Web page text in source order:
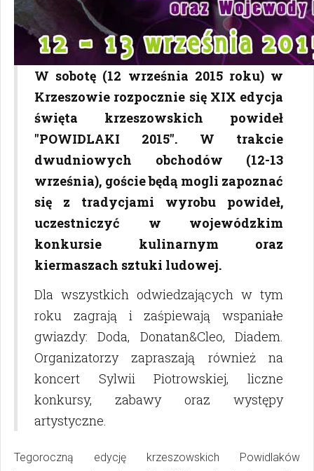
W sobotę (12 września 2015 roku) w
Krzeszowie rozpocznie się XIX edycja
święta krzeszowskich powideł
"POWIDLAKI 2015". W trakcie
dwudniowych obchodów (12-13
września), goście będą mogli zapoznać
się z tradycjami wyrobu powideł,
uczestniczyć w wojewódzkim
konkursie kulinarnym oraz
kiermaszach sztuki ludowej.
Dla wszystkich odwiedzających w tym
roku zagrają i zaśpiewają wspaniałe
gwiazdy: Doda, Donatan&Cleo, Diadem.
Organizatorzy zapraszają również na
koncert Sylwii Piotrowskiej, liczne
konkursy, zabawy oraz występy
artystyczne.
Tegoroczną edycję krzeszowskich Powidlaków